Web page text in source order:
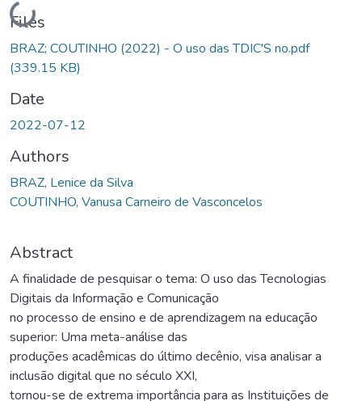
Loading...
Files
BRAZ; COUTINHO (2022) - O uso das TDIC'S no.pdf
(339.15 KB)
Date
2022-07-12
Authors
BRAZ, Lenice da Silva
COUTINHO, Vanusa Carneiro de Vasconcelos
Abstract
A finalidade de pesquisar o tema: O uso das Tecnologias
Digitais da Informação e Comunicação
no processo de ensino e de aprendizagem na educação
superior: Uma meta-análise das
produções acadêmicas do último decênio, visa analisar a
inclusão digital que no século XXI,
tornou-se de extrema importância para as Instituições de